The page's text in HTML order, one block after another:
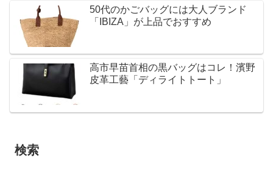
50代のかごバッグには大人ブランド
「IBIZA」が上品でおすすめ
高市早苗首相の黒バッグはコレ！濱野
皮革工藝「ディライトトート」
検索